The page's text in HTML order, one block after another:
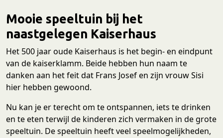
Mooie speeltuin bij het
naastgelegen Kaiserhaus
Het 500 jaar oude Kaiserhaus is het begin- en eindpunt
van de kaiserklamm. Beide hebben hun naam te
danken aan het feit dat Frans Josef en zijn vrouw Sisi
hier hebben gewoond.
Nu kan je er terecht om te ontspannen, iets te drinken
en te eten terwijl de kinderen zich vermaken in de grote
speeltuin. De speeltuin heeft veel speelmogelijkheden,